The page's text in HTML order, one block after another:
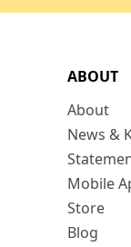
ABOUT
About
News &
Mobile
Store
Blog